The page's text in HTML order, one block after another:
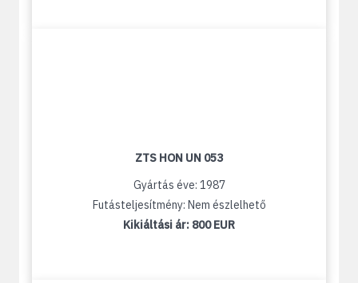
ZTS HON UN 053
Gyártás éve: 1987
Futásteljesítmény: Nem észlelhető
Kikiáltási ár: 800 EUR